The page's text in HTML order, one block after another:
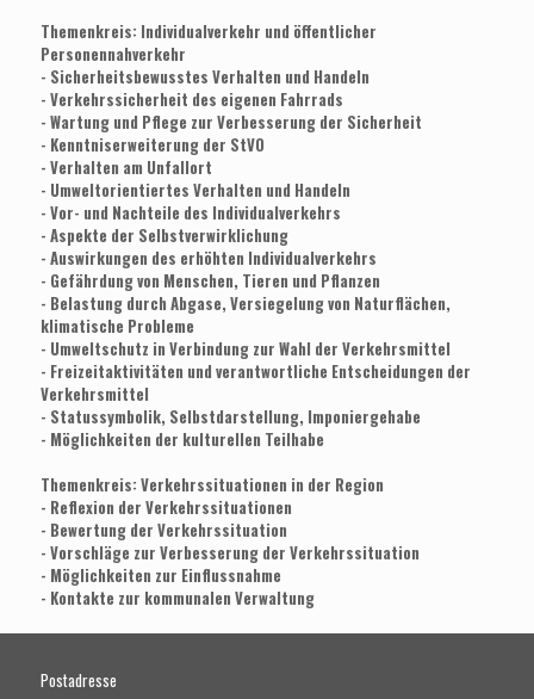
Themenkreis: Individualverkehr und öffentlicher
Personennahverkehr
- Sicherheitsbewusstes Verhalten und Handeln
- Verkehrssicherheit des eigenen Fahrrads
- Wartung und Pflege zur Verbesserung der Sicherheit
- Kenntniserweiterung der StVO
- Verhalten am Unfallort
- Umweltorientiertes Verhalten und Handeln
- Vor- und Nachteile des Individualverkehrs
- Aspekte der Selbstverwirklichung
- Auswirkungen des erhöhten Individualverkehrs
- Gefährdung von Menschen, Tieren und Pflanzen
- Belastung durch Abgase, Versiegelung von Naturflächen,
klimatische Probleme
- Umweltschutz in Verbindung zur Wahl der Verkehrsmittel
- Freizeitaktivitäten und verantwortliche Entscheidungen der
Verkehrsmittel
- Statussymbolik, Selbstdarstellung, Imponiergehabe
- Möglichkeiten der kulturellen Teilhabe
Themenkreis: Verkehrssituationen in der Region
- Reflexion der Verkehrssituationen
- Bewertung der Verkehrssituation
- Vorschläge zur Verbesserung der Verkehrssituation
- Möglichkeiten zur Einflussnahme
- Kontakte zur kommunalen Verwaltung
Postadresse